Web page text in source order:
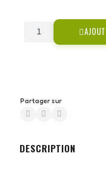
Partager sur
DESCRIPTION